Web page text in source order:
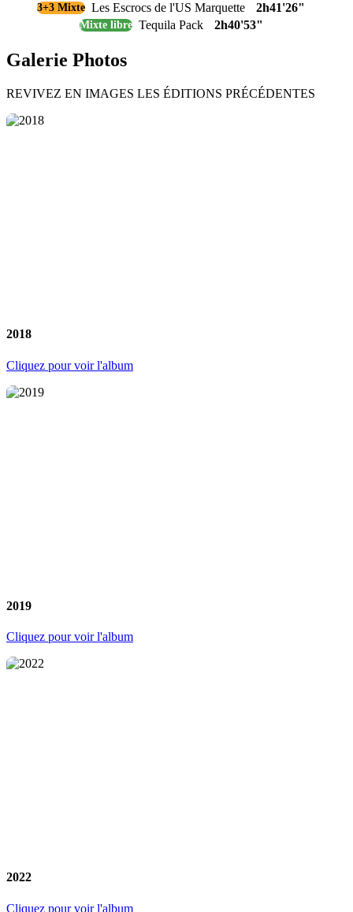
3+3 Mixte Les Escrocs de l'US Marquette 2h41'26"
Mixte libre Tequila Pack 2h40'53"
Galerie Photos
REVIVEZ EN IMAGES LES ÉDITIONS PRÉCÉDENTES
2018
Cliquez pour voir l'album
2019
Cliquez pour voir l'album
2022
Cliquez pour voir l'album